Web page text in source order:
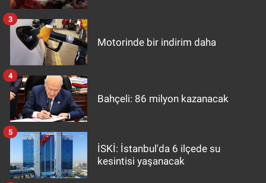
Motorinde bir indirim daha
3
Bahçeli: 86 milyon kazanacak
4
İSKİ: İstanbul'da 6 ilçede su
kesintisi yaşanacak
5